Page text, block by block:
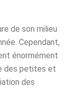
de son milieu
Cependant,
énormément
des petites et
des